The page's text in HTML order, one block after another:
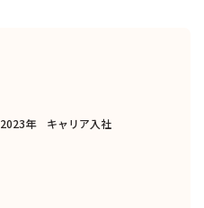
2023年 キャリア入社